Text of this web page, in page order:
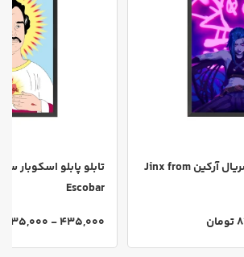
تابلو طرح جینکس سریال آرکین Jinx from
Escobar
435,000 - 835,000 تومان